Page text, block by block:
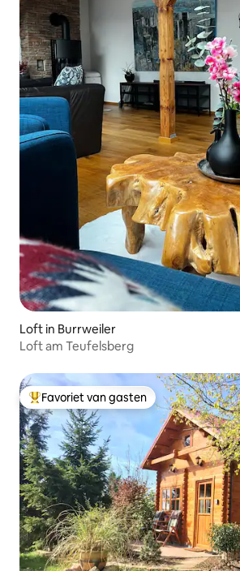
Loft in Burrweiler
Loft am Teufelsberg
Topfavoriet van gasten
Favoriet van gasten